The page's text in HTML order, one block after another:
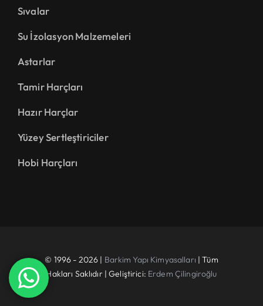
Sıvalar
Su İzolasyon Malzemeleri
Astarlar
Tamir Harçları
Hazır Harçlar
Yüzey Sertleştiriciler
Hobi Harçları
© 1996 - 2026 | Barkim Yapı Kimyasalları | Tüm
Hakları Saklıdır | Geliştirici: Erdem Çilingiroğlu